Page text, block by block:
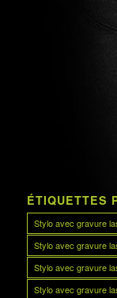
ÉTIQUETTES
Stylo avec gravure
Stylo avec gravure
Stylo avec gravure
Stylo avec gravure